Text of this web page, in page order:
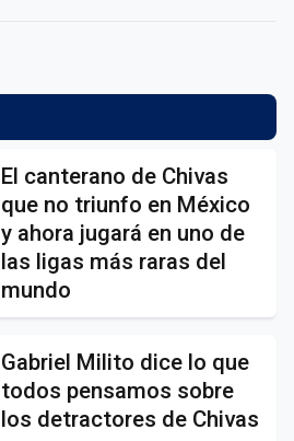
El canterano de Chivas
que no triunfo en México
y ahora jugará en uno de
las ligas más raras del
mundo
Gabriel Milito dice lo que
todos pensamos sobre
los detractores de Chivas